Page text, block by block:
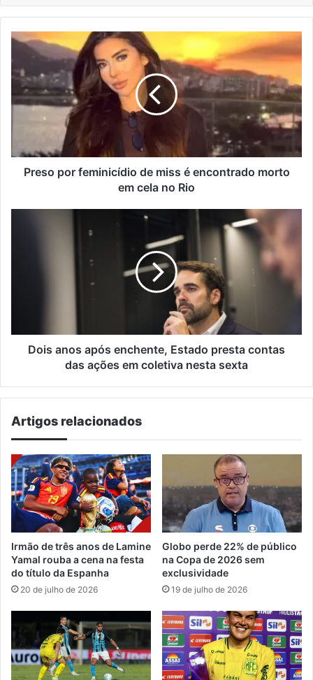
Preso
feminicídio
de
miss
em
celaPreso por feminicídio de miss é encontrado morto
em cela no Rio
ações
sexta
Dois anos após enchente, Estado presta contas
das ações em coletiva nesta sexta
Artigos relacionados
Irmão de três anos de Lamine
Yamal rouba a cena na festa
do título da Espanha
20 de julho de 2026
Globo perde 22% de público
na Copa de 2026 sem
exclusividade
19 de julho de 2026